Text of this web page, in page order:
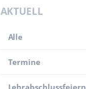
AKTUELL
Alle
Termine
Lehr­abschluss­feiern